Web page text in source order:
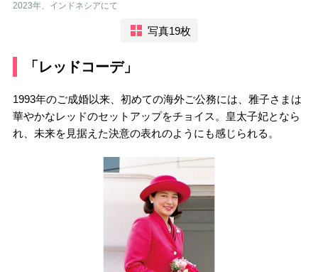
2023年、インドネシアにて
写真19枚
「レッドコーデ」
1993年のご成婚以来、初めての海外ご公務には、雅子さまは
華やかなレッドのセットアップをチョイス。皇太子妃となら
れ、未来を見据えた決意の表れのようにも感じられる。